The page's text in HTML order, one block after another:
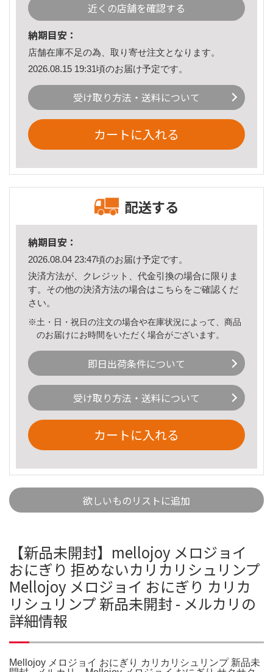
近くの店舗を確認する
納期目安：
店舗在庫不足の為、取り寄せ注文となります。
2026.08.15 19:31頃のお届け予定です。
受け取り方法・送料について
カートに入れる
配送する
納期目安：
2026.08.04 23:47頃のお届け予定です。
決済方法が、クレジット、代金引換の場合に限りま
す。その他の決済方法の場合はこちら をご確認くだ
さい。
※土・日・祝日の注文の場合や在庫状況によって、商品
のお届けにお時間をいただく場合がございます。
即日出荷条件について
受け取り方法・送料について
カートに入れる
欲しいものリストに追加
【新品未開封】mellojoy メロジョイ
おにぎり 拒めないカリカリシュリンプ
Mellojoy メロジョイ おにぎり カリカ
リシュリンプ 新品未開封 - メルカリの
詳細情報
Mellojoy メロジョイ おにぎり カリカリシュリンプ 新品未